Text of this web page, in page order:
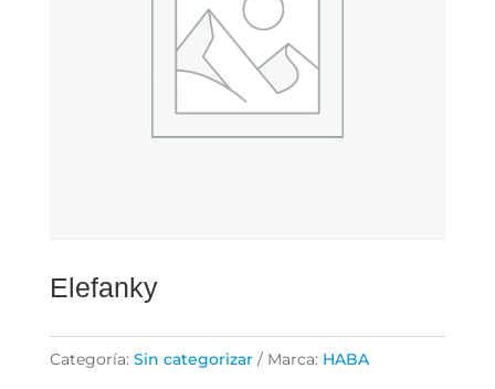
Elefanky
Categoría: Sin categorizar Marca: HABA